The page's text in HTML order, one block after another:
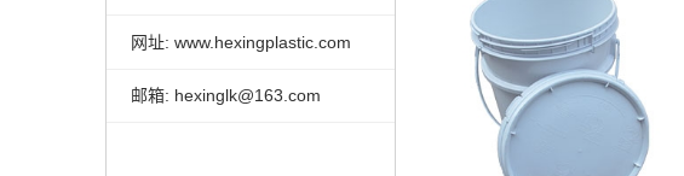
网址: www.hexingplastic.com
邮箱: hexinglk@163.com